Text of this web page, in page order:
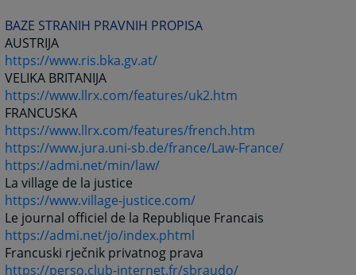
BAZE STRANIH PRAVNIH PROPISA
AUSTRIJA
https://www.ris.bka.gv.at/
VELIKA BRITANIJA
https://www.llrx.com/features/uk2.htm
FRANCUSKA
https://www.llrx.com/features/french.htm
https://www.jura.uni-sb.de/france/Law-France/
https://admi.net/min/law/
La village de la justice
https://www.village-justice.com/
Le journal officiel de la Republique Francais
https://admi.net/jo/index.phtml
Francuski rječnik privatnog prava
https://perso.club-internet.fr/sbraudo/